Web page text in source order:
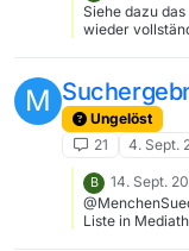
Siehe dazu
wieder
M
Ungelöst
21
4. Sept.
B
14. Sept.
Liste in